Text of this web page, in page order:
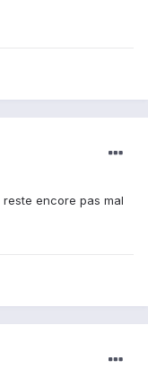
encore pas mal